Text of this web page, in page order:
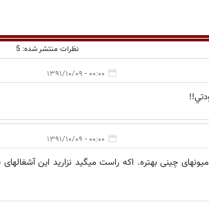
نظرات منتشر شده: 5
۰۰:۰۰ - ۱۳۹۱/۱۰/۰۹
۰۰:۰۰ - ۱۳۹۱/۱۰/۰۹
چینی بهتره. اکه راست میگید نزارید این